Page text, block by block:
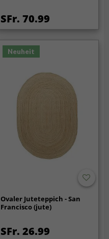
SFr. 70.99
Neuheit
Ovaler Juteteppich - San
Francisco (jute)
SFr. 26.99